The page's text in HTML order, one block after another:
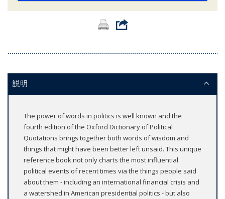
説明
The power of words in politics is well known and the
fourth edition of the Oxford Dictionary of Political
Quotations brings together both words of wisdom and
things that might have been better left unsaid. This unique
reference book not only charts the most influential
political events of recent times via the things people said
about them - including an international financial crisis and
a watershed in American presidential politics - but also